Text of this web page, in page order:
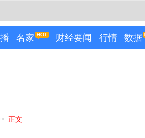
名家 财经要闻 行情 数据
正文